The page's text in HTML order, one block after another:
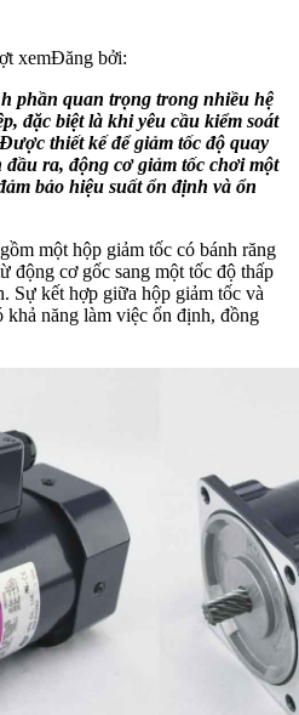
xemĐăng bởi:
phần quan trọng trong nhiều hệ
đặc biệt là khi yêu cầu kiểm soát
thiết kế để giảm tốc độ quay
ra, động cơ giảm tốc chơi một
bảo hiệu suất ổn định và ổn
một hộp giảm tốc có bánh răng
động cơ gốc sang một tốc độ thấp
Sự kết hợp giữa hộp giảm tốc và
khả năng làm việc ổn định, đồng